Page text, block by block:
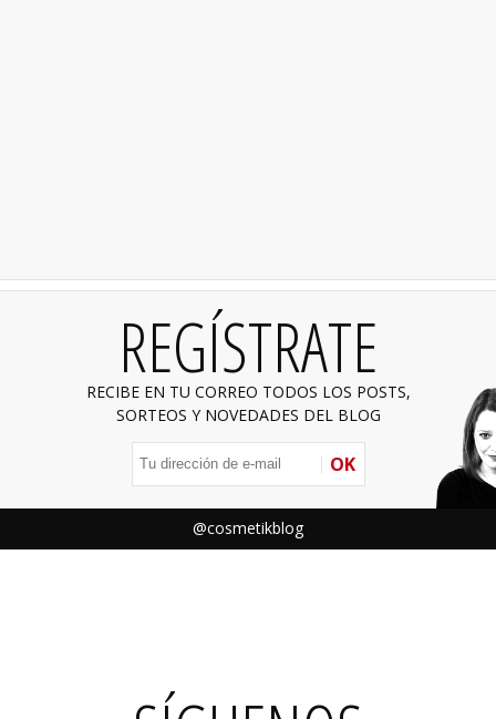
REGÍSTRATE
RECIBE EN TU CORREO TODOS LOS POSTS,
SORTEOS Y NOVEDADES DEL BLOG
OK
@cosmetikblog